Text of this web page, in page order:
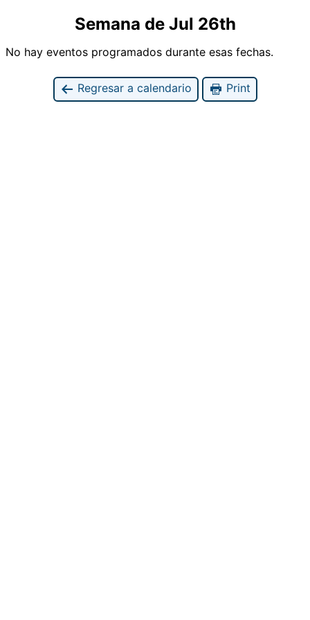
Semana de Jul 26th
No hay eventos programados durante esas fechas.
Regresar a calendario Print